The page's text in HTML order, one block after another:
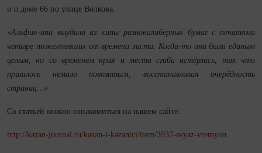
и о доме 66 по улице Волкова.
«Альфия‑апа выудила из кипы разнокалиберных бумаг с печатями
четыре пожелтевших от времени листа. Ко­гда‑то они были единым
целым, но со временем края и места сгиба истёрлись, так что
пришлось немало повозиться, восстанавливая очерёдность
страниц…»
Со статьёй можно ознакомиться на нашем сайте:
http://kazan-journal.ru/kazan-i-kazantci/item/3937-svyaz-vremyon